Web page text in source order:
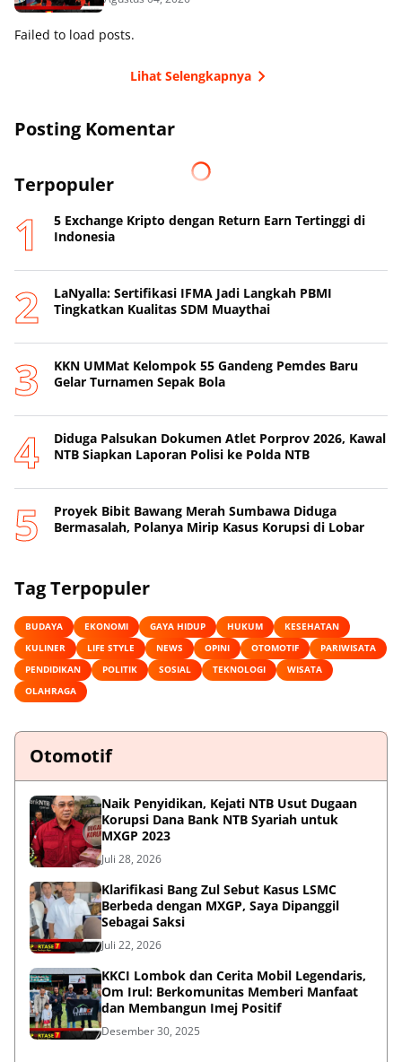
Failed to load posts.
Lihat Selengkapnya
Posting Komentar
Terpopuler
5 Exchange Kripto dengan Return Earn Tertinggi di
Indonesia
LaNyalla: Sertifikasi IFMA Jadi Langkah PBMI
Tingkatkan Kualitas SDM Muaythai
KKN UMMat Kelompok 55 Gandeng Pemdes Baru
Gelar Turnamen Sepak Bola
Diduga Palsukan Dokumen Atlet Porprov 2026, Kawal
NTB Siapkan Laporan Polisi ke Polda NTB
Proyek Bibit Bawang Merah Sumbawa Diduga
Bermasalah, Polanya Mirip Kasus Korupsi di Lobar
Tag Terpopuler
BUDAYA EKONOMI GAYA HIDUP HUKUM
KESEHATAN
KULINER
LIFE STYLE NEWS OPINI OTOMOTIF
PARIWISATA
PENDIDIKAN
POLITIK SOSIAL TEKNOLOGI
WISATA
OLAHRAGA
Otomotif
Naik Penyidikan, Kejati NTB Usut Dugaan
Korupsi Dana Bank NTB Syariah untuk
MXGP 2023
Juli 28, 2026
Klarifikasi Bang Zul Sebut Kasus LSMC
Berbeda dengan MXGP, Saya Dipanggil
Sebagai Saksi
Juli 22, 2026
KKCI Lombok dan Cerita Mobil Legendaris,
Om Irul: Berkomunitas Memberi Manfaat
dan Membangun Imej Positif
Desember 30, 2025